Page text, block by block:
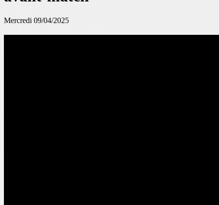
Mercredi 09/04/2025